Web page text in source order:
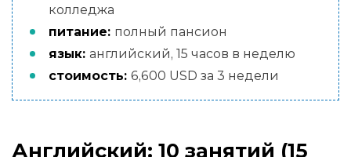
колледжа
питание: полный пансион
язык: английский, 15 часов в неделю
стоимость: 6,600 USD за 3 недели
Английский: 10 занятий (15